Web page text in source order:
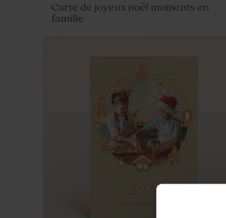
Carte de joyeux noël moments en
famille